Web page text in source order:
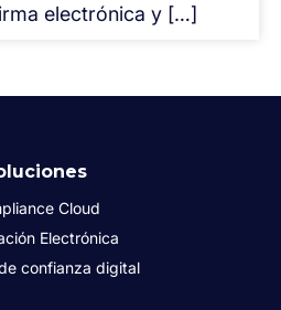
electrónica y […]
Cloud
Electrónica
confianza digital